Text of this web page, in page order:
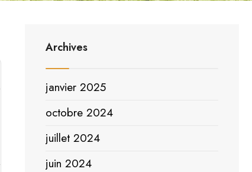
Archives
janvier 2025
octobre 2024
juillet 2024
juin 2024